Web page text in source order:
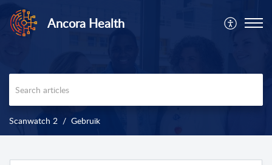
Ancora Health
Scanwatch 2 Gebruik